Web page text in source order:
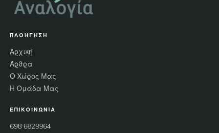
ΠΛΟΉΓΗΣΗ
Αρχική
Άρθρα
Ο Χώρος Μας
Η Ομάδα Μας
ΕΠΙΚΟΙΝΩΝΊΑ
698 6829964